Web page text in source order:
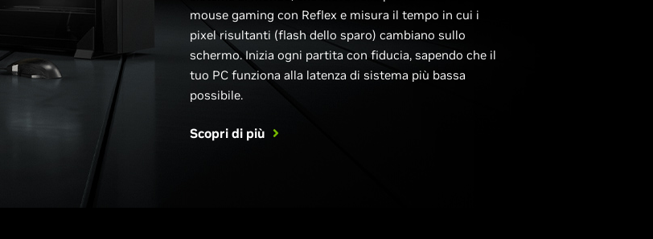
mouse gaming con Reflex e misura il tempo in cui i
pixel risultanti (flash dello sparo) cambiano sullo
schermo. Inizia ogni partita con fiducia, sapendo che il
tuo PC funziona alla latenza di sistema più bassa
possibile.
Scopri di più